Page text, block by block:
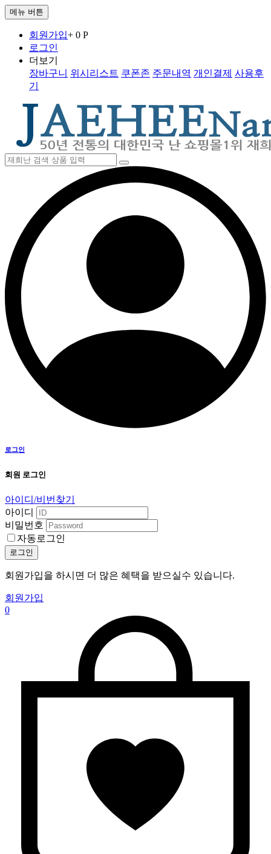
메뉴 버튼
회원가입+ 0 P
로그인
더보기
장바구니 위시리스트 쿠폰존 주문내역 개인결제 사용후
기
로그인
회원 로그인
아이디/비번찾기
아이디
비밀번호
자동로그인
로그인
회원가입을 하시면 더 많은 혜택을 받으실수 있습니다.
회원가입
0